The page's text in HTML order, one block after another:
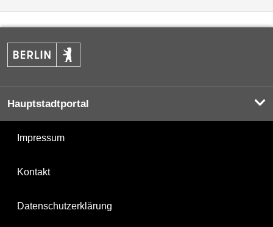
Hauptstadtportal
Impressum
Kontakt
Datenschutzerklärung